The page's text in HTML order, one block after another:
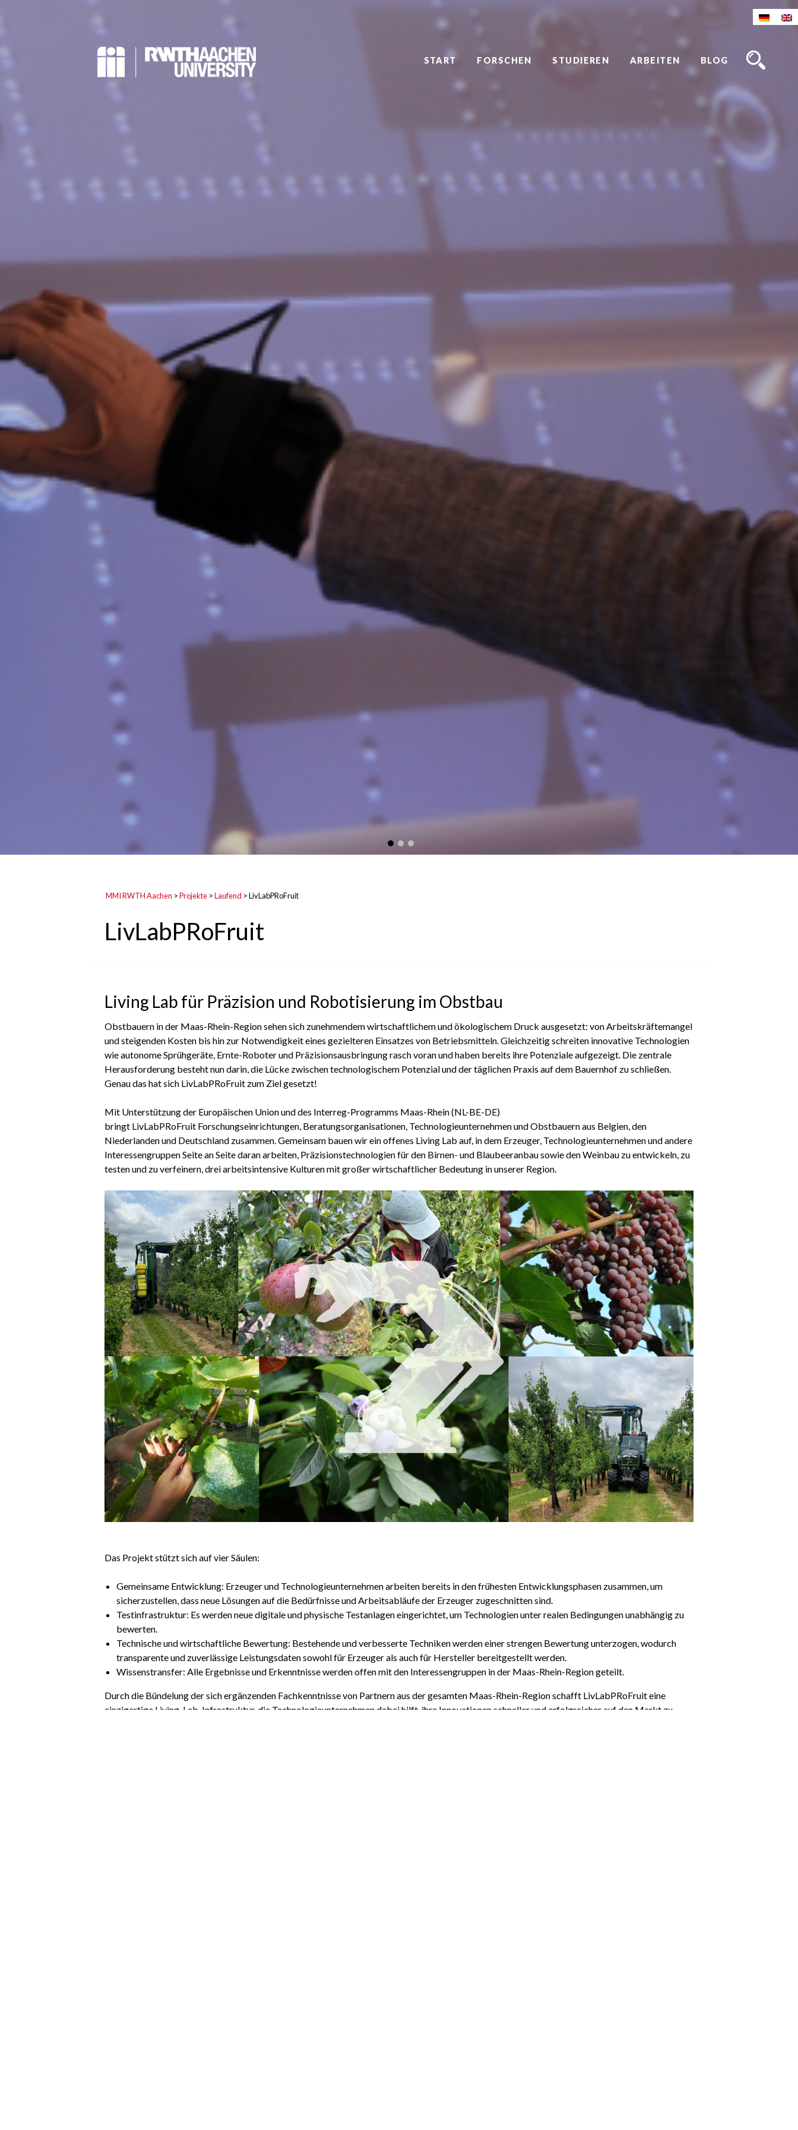
START FORSCHEN STUDIEREN ARBEITEN BLOG
MMI RWTH Aachen >Projekte>Laufend >LivLabPRoFruit
LivLabPRoFruit
Living Lab für Präzision und Robotisierung im Obstbau
Obstbauern in der Maas-Rhein-Region sehen sich zunehmendem wirtschaftlichem und ökologischem Druck ausgesetzt: von Arbeitskräftemangel
und steigenden Kosten bis hin zur Notwendigkeit eines gezielteren Einsatzes von Betriebsmitteln. Gleichzeitig schreiten innovative Technologien
wie autonome Sprühgeräte, Ernte-Roboter und Präzisionsausbringung rasch voran und haben bereits ihre Potenziale aufgezeigt. Die zentrale
Herausforderung besteht nun darin, die Lücke zwischen technologischem Potenzial und der täglichen Praxis auf dem Bauernhof zu schließen.
Genau das hat sich LivLabPRoFruit zum Ziel gesetzt!
Mit Unterstützung der Europäischen Union und des Interreg-Programms Maas-Rhein (NL-BE-DE)
bringt LivLabPRoFruit Forschungseinrichtungen, Beratungsorganisationen, Technologieunternehmen und Obstbauern aus Belgien, den
Niederlanden und Deutschland zusammen. Gemeinsam bauen wir ein offenes Living Lab auf, in dem Erzeuger, Technologieunternehmen und andere
Interessengruppen Seite an Seite daran arbeiten, Präzisionstechnologien für den Birnen- und Blaubeeranbau sowie den Weinbau zu entwickeln, zu
testen und zu verfeinern, drei arbeitsintensive Kulturen mit großer wirtschaftlicher Bedeutung in unserer Region.
Das Projekt stützt sich auf vier Säulen:
Gemeinsame Entwicklung: Erzeuger und Technologieunternehmen arbeiten bereits in den frühesten Entwicklungsphasen zusammen, um
sicherzustellen, dass neue Lösungen auf die Bedürfnisse und Arbeitsabläufe der Erzeuger zugeschnitten sind.
Testinfrastruktur: Es werden neue digitale und physische Testanlagen eingerichtet, um Technologien unter realen Bedingungen unabhängig zu
bewerten.
Technische und wirtschaftliche Bewertung: Bestehende und verbesserte Techniken werden einer strengen Bewertung unterzogen, wodurch
transparente und zuverlässige Leistungsdaten sowohl für Erzeuger als auch für Hersteller bereitgestellt werden.
Wissenstransfer: Alle Ergebnisse und Erkenntnisse werden offen mit den Interessengruppen in der Maas-Rhein-Region geteilt.
Durch die Bündelung der sich ergänzenden Fachkenntnisse von Partnern aus der gesamten Maas-Rhein-Region schafft LivLabPRoFruit eine
einzigartige Living-Lab-Infrastruktur, die Technologieunternehmen dabei hilft, ihre Innovationen schneller und erfolgreicher auf den Markt zu